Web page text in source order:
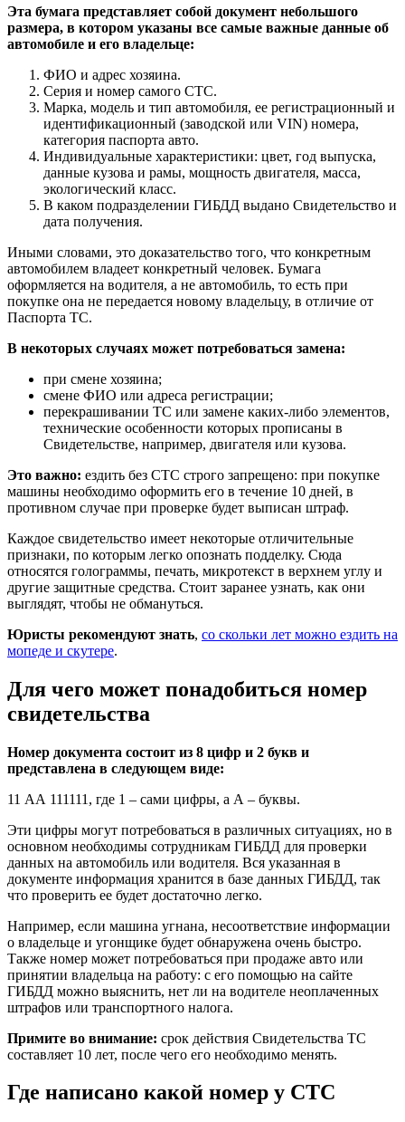
Эта бумага представляет собой документ небольшого
размера, в котором указаны все самые важные данные об
автомобиле и его владельце:
ФИО и адрес хозяина.
Серия и номер самого СТС.
Марка, модель и тип автомобиля, ее регистрационный и
идентификационный (заводской или VIN) номера,
категория паспорта авто.
Индивидуальные характеристики: цвет, год выпуска,
данные кузова и рамы, мощность двигателя, масса,
экологический класс.
В каком подразделении ГИБДД выдано Свидетельство и
дата получения.
Иными словами, это доказательство того, что конкретным
автомобилем владеет конкретный человек. Бумага
оформляется на водителя, а не автомобиль, то есть при
покупке она не передается новому владельцу, в отличие от
Паспорта ТС.
В некоторых случаях может потребоваться замена:
при смене хозяина;
смене ФИО или адреса регистрации;
перекрашивании ТС или замене каких-либо элементов,
технические особенности которых прописаны в
Свидетельстве, например, двигателя или кузова.
Это важно: ездить без СТС строго запрещено: при покупке
машины необходимо оформить его в течение 10 дней, в
противном случае при проверке будет выписан штраф.
Каждое свидетельство имеет некоторые отличительные
признаки, по которым легко опознать подделку. Сюда
относятся голограммы, печать, микротекст в верхнем углу и
другие защитные средства. Стоит заранее узнать, как они
выглядят, чтобы не обмануться.
Юристы рекомендуют знать, со скольки лет можно ездить на
мопеде и скутере.
Для чего может понадобиться номер
свидетельства
Номер документа состоит из 8 цифр и 2 букв и
представлена в следующем виде:
11 АА 111111, где 1 – сами цифры, а А – буквы.
Эти цифры могут потребоваться в различных ситуациях, но в
основном необходимы сотрудникам ГИБДД для проверки
данных на автомобиль или водителя. Вся указанная в
документе информация хранится в базе данных ГИБДД, так
что проверить ее будет достаточно легко.
Например, если машина угнана, несоответствие информации
о владельце и угонщике будет обнаружена очень быстро.
Также номер может потребоваться при продаже авто или
принятии владельца на работу: с его помощью на сайте
ГИБДД можно выяснить, нет ли на водителе неоплаченных
штрафов или транспортного налога.
Примите во внимание: срок действия Свидетельства ТС
составляет 10 лет, после чего его необходимо менять.
Где написано какой номер у СТС